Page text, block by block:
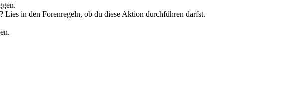
Lies in den Forenregeln, ob du diese Aktion durchführen darfst.